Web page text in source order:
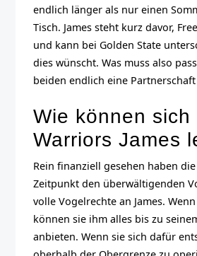
endlich länger als nur einen
Tisch. James steht kurz davor,
und kann bei Golden State
dies wünscht. Was muss also
beiden endlich eine
Wie können sich
Warriors James
Rein finanziell gesehen haben
Zeitpunkt den überwältigenden
volle Vogelrechte an James.
können sie ihm alles bis zu
anbieten. Wenn sie sich dafür